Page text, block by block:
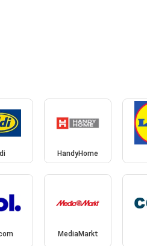
HandyHome
MediaMarkt